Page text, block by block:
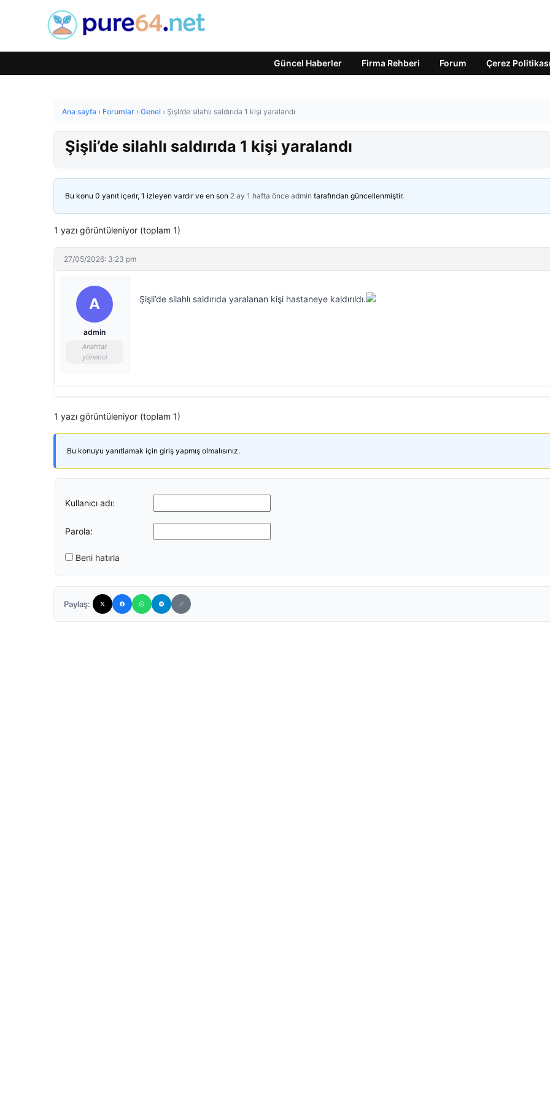
Güncel Haberler Firma Rehberi Forum Çerez Politikası
Ana sayfa › Forumlar › Genel › Şişli’de silahlı saldırıda 1 kişi yaralandı
Şişli’de silahlı saldırıda 1 kişi yaralandı
Bu konu 0 yanıt içerir, 1 izleyen vardır ve en son 2 ay 1 hafta önce admin tarafından güncellenmiştir.
1 yazı görüntüleniyor (toplam 1)
27/05/2026: 3:23 pm
A
admin
Anahtar
yönetici
Şişli’de silahlı saldırıda yaralanan kişi hastaneye kaldırıldı.
1 yazı görüntüleniyor (toplam 1)
Bu konuyu yanıtlamak için giriş yapmış olmalısınız.
Kullanıcı adı:
Parola:
Beni hatırla
Paylaş: